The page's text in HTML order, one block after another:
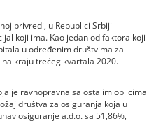
privredi, u Republici Srbiji
koji ima. Kao jedan od faktora koji
u određenim društvima za
kraju trećeg kvartala 2020.
je ravnopravna sa ostalim oblicima
društva za osiguranja koja u
osiguranje a.d.o. sa 51,86%,